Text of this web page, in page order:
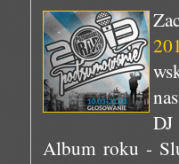
Album roku -